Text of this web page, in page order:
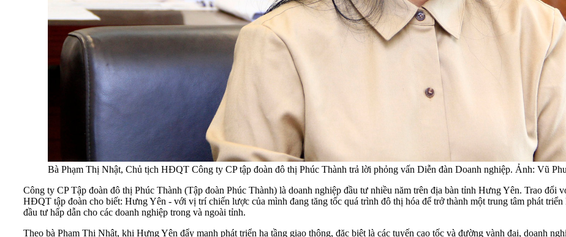
Bà Phạm Thị Nhật, Chủ tịch HĐQT Công ty CP tập đoàn đô thị Phúc Thành trả lời phỏng vấn Diễn đàn Doanh nghiệp. Ảnh: Vũ
Công ty CP Tập đoàn đô thị Phúc Thành (Tập đoàn Phúc Thành) là doanh nghiệp đầu tư nhiều năm trên địa bàn tỉnh Hưng Yên. Trao đổi
HĐQT tập đoàn cho biết: Hưng Yên - với vị trí chiến lược của mình đang tăng tốc quá trình đô thị hóa để trở thành một trung tâm phát
đầu tư hấp dẫn cho các doanh nghiệp trong và ngoài tỉnh.
Theo bà Phạm Thị Nhật, khi Hưng Yên đẩy mạnh phát triển hạ tầng giao thông, đặc biệt là các tuyến cao tốc và đường vành đai, doanh